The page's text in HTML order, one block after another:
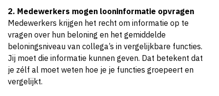
2. Medewerkers mogen looninformatie opvragen
Medewerkers krijgen het recht om informatie op te
vragen over hun beloning en het gemiddelde
beloningsniveau van collega’s in vergelijkbare functies.
Jij moet die informatie kunnen geven. Dat betekent dat
je zélf al moet weten hoe je je functies groepeert en
vergelijkt.